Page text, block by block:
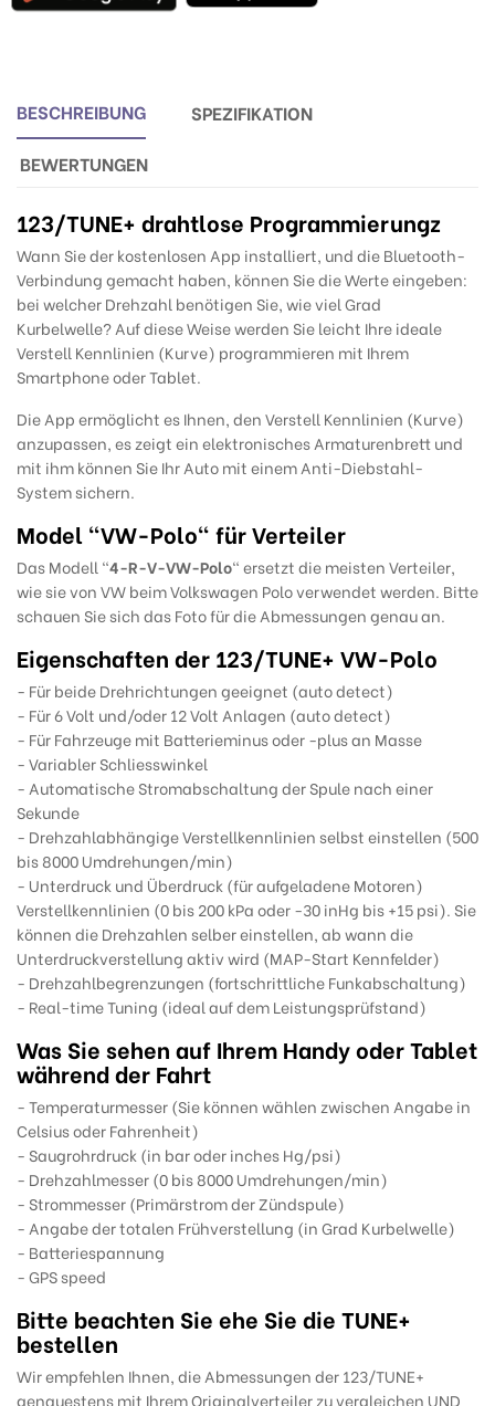
BESCHREIBUNG
SPEZIFIKATION
BEWERTUNGEN
123/TUNE+ drahtlose Programmierungz
Wann Sie der kostenlosen App installiert, und die Bluetooth-
Verbindung gemacht haben, können Sie die Werte eingeben:
bei welcher Drehzahl benötigen Sie, wie viel Grad
Kurbelwelle? Auf diese Weise werden Sie leicht Ihre ideale
Verstell Kennlinien (Kurve) programmieren mit Ihrem
Smartphone oder Tablet.
Die App ermöglicht es Ihnen, den Verstell Kennlinien (Kurve)
anzupassen, es zeigt ein elektronisches Armaturenbrett und
mit ihm können Sie Ihr Auto mit einem Anti-Diebstahl-
System sichern.
Model "VW-Polo" für Verteiler
Das Modell "4-R-V-VW-Polo" ersetzt die meisten Verteiler,
wie sie von VW beim Volkswagen Polo verwendet werden. Bitte
schauen Sie sich das Foto für die Abmessungen genau an.
Eigenschaften der 123/TUNE+ VW-Polo
- Für beide Drehrichtungen geeignet (auto detect)
- Für 6 Volt und/oder 12 Volt Anlagen (auto detect)
- Für Fahrzeuge mit Batterieminus oder -plus an Masse
- Variabler Schliesswinkel
- Automatische Stromabschaltung der Spule nach einer
Sekunde
- Drehzahlabhängige Verstellkennlinien selbst einstellen (500
bis 8000 Umdrehungen/min)
- Unterdruck und Überdruck (für aufgeladene Motoren)
Verstellkennlinien (0 bis 200 kPa oder -30 inHg bis +15 psi). Sie
können die Drehzahlen selber einstellen, ab wann die
Unterdruckverstellung aktiv wird (MAP-Start Kennfelder)
- Drehzahlbegrenzungen (fortschrittliche Funkabschaltung)
- Real-time Tuning (ideal auf dem Leistungsprüfstand)
Was Sie sehen auf Ihrem Handy oder Tablet
während der Fahrt
- Temperaturmesser (Sie können wählen zwischen Angabe in
Celsius oder Fahrenheit)
- Saugrohrdruck (in bar oder inches Hg/psi)
- Drehzahlmesser (0 bis 8000 Umdrehungen/min)
- Strommesser (Primärstrom der Zündspule)
- Angabe der totalen Frühverstellung (in Grad Kurbelwelle)
- Batteriespannung
- GPS speed
Bitte beachten Sie ehe Sie die TUNE+
bestellen
Wir empfehlen Ihnen, die Abmessungen der 123/TUNE+
genauestens mit Ihrem Originalverteiler zu vergleichen UND